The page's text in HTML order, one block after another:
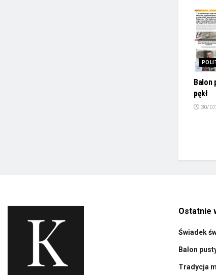
Balon
pękł
30/
Ostatnie
Świadek
Balon
Tradycja